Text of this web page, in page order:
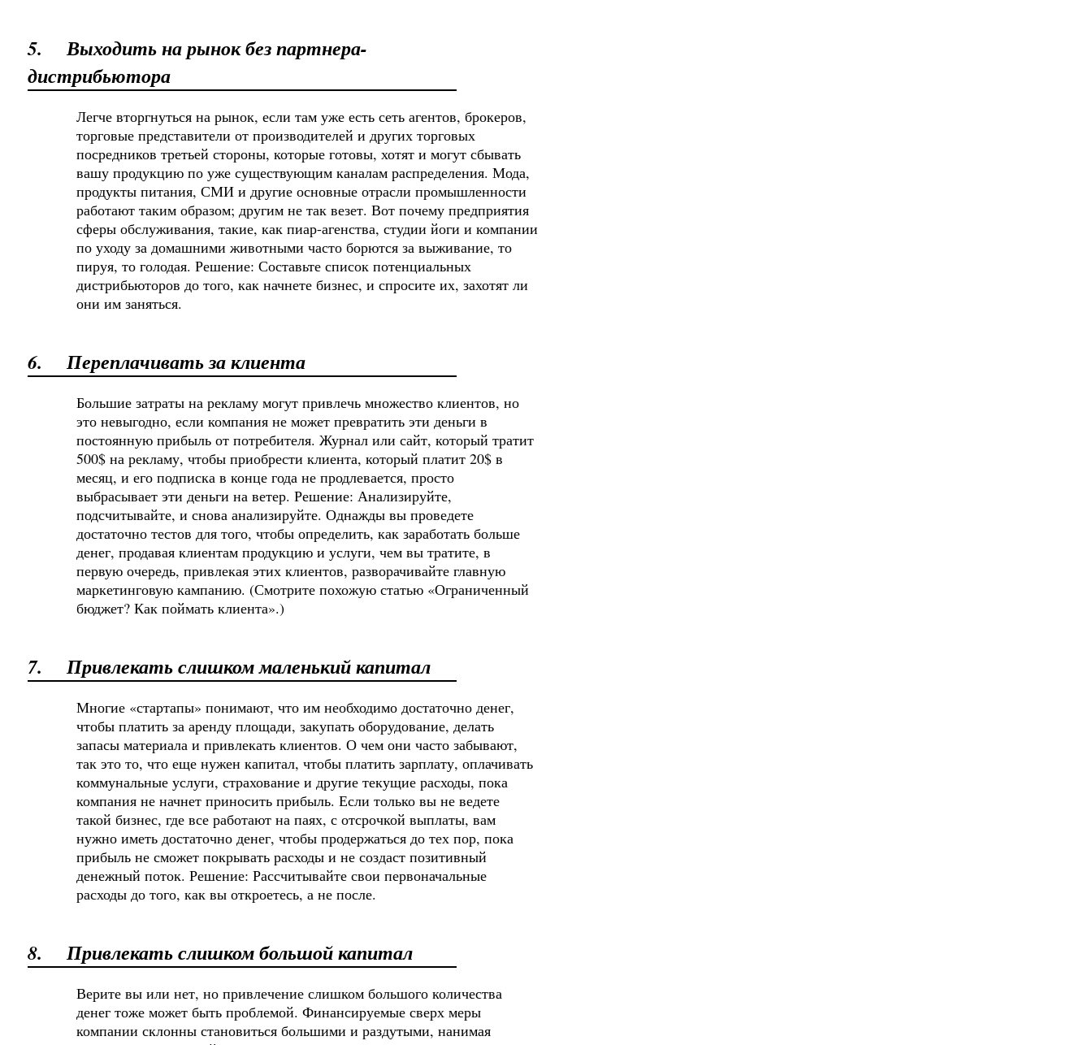
5.
Выходить на рынок без партнера-
дистрибьютора
Легче вторгнуться на рынок, если там уже есть сеть агентов, брокеров,
торговые представители от производителей и других торговых
посредников третьей стороны, которые готовы, хотят и могут сбывать
вашу продукцию по уже существующим каналам распределения. Мода,
продукты питания, СМИ и другие основные отрасли промышленности
работают таким образом; другим не так везет. Вот почему предприятия
сферы обслуживания, такие, как пиар-агенства, студии йоги и компании
по уходу за домашними животными часто борются за выживание, то
пируя, то голодая. Решение: Составьте список потенциальных
дистрибьюторов до того, как начнете бизнес, и спросите их, захотят ли
они им заняться.
6. Переплачивать за клиента
Большие затраты на рекламу могут привлечь множество клиентов, но
это невыгодно, если компания не может превратить эти деньги в
постоянную прибыль от потребителя. Журнал или сайт, который тратит
500$ на рекламу, чтобы приобрести клиента, который платит 20$ в
месяц, и его подписка в конце года не продлевается, просто
выбрасывает эти деньги на ветер. Решение: Анализируйте,
подсчитывайте, и снова анализируйте. Однажды вы проведете
достаточно тестов для того, чтобы определить, как заработать больше
денег, продавая клиентам продукцию и услуги, чем вы тратите, в
первую очередь, привлекая этих клиентов, разворачивайте главную
маркетинговую кампанию. (Смотрите похожую статью «Ограниченный
бюджет? Как поймать клиента».)
7. Привлекать слишком маленький капитал
Многие «стартапы» понимают, что им необходимо достаточно денег,
чтобы платить за аренду площади, закупать оборудование, делать
запасы материала и привлекать клиентов. О чем они часто забывают,
так это то, что еще нужен капитал, чтобы платить зарплату, оплачивать
коммунальные услуги, страхование и другие текущие расходы, пока
компания не начнет приносить прибыль. Если только вы не ведете
такой бизнес, где все работают на паях, с отсрочкой выплаты, вам
нужно иметь достаточно денег, чтобы продержаться до тех пор, пока
прибыль не сможет покрывать расходы и не создаст позитивный
денежный поток. Решение: Рассчитывайте свои первоначальные
расходы до того, как вы откроетесь, а не после.
8. Привлекать слишком большой капитал
Верите вы или нет, но привлечение слишком большого количества
денег тоже может быть проблемой. Финансируемые сверх меры
компании склонны становиться большими и раздутыми, нанимая